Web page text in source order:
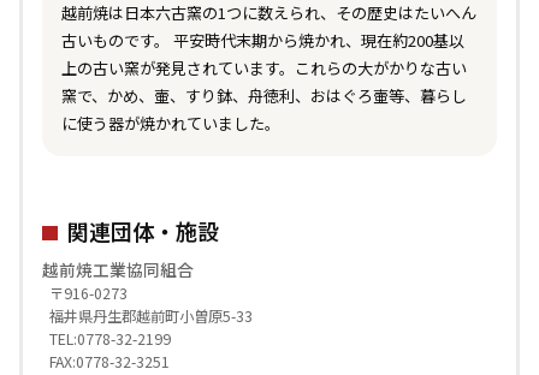
越前焼は日本六古窯の1つに数えられ、その歴史はたいへん
古いものです。 平安時代末期から焼かれ、現在約200基以
上の古い窯が発見されています。これらの大がかりな古い
窯で、かめ、壷、すり鉢、舟徳利、おはぐろ壷等、暮らし
に使う器が焼かれていました。
関連団体・施設
越前焼工業協同組合
〒916-0273
福井県丹生郡越前町小曽原5-33
TEL:0778-32-2199
FAX:0778-32-3251